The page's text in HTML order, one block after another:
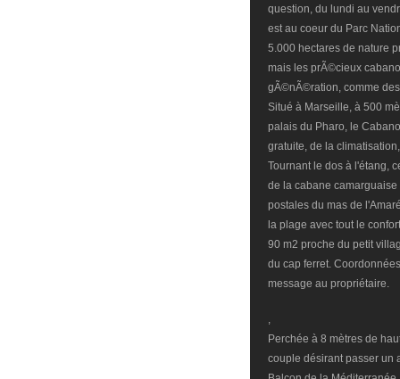
question, du lundi au
est au coeur du Parc
5.000 hectares de nature
mais les prÃ©cieux
gÃ©nÃ©ration, comme des
Situé à Marseille, à 500
palais du Pharo, le
gratuite, de la
Tournant le dos à l'étang,
de la cabane
postales du mas de
la plage avec tout le
90 m2 proche du petit
du cap ferret.
message au propriétaire.
,
Perchée à 8 mètres de
couple désirant passer un